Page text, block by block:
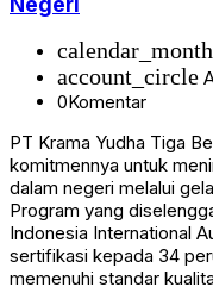
calendar_month
account_circle
0Komentar
PT Krama Yudha Tiga
komitmennya untuk
dalam negeri melalui
Program yang
Indonesia International
sertifikasi kepada 34
memenuhi standar